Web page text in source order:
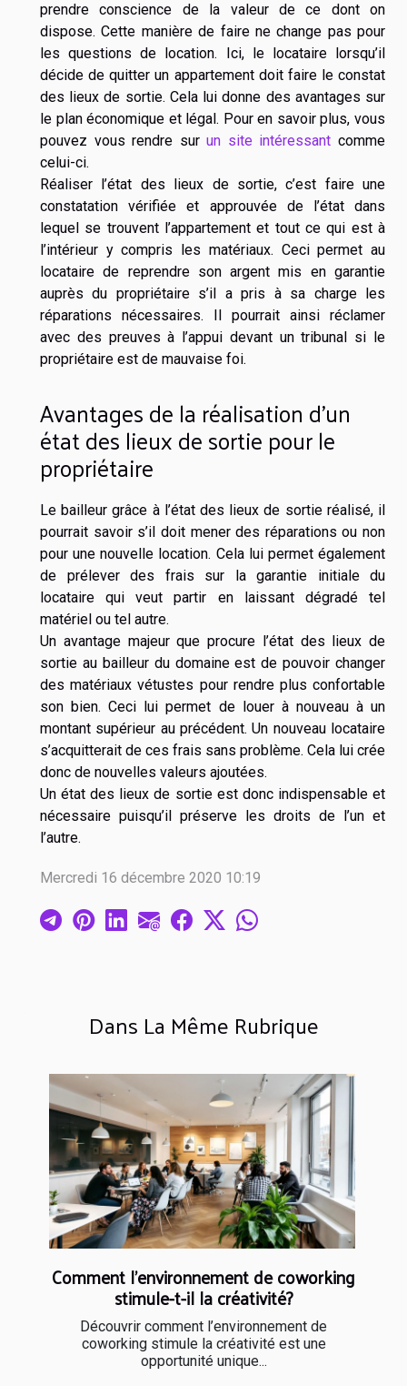
Dans La Même Rubrique
Comment l'environnement de coworking
stimule-t-il la créativité?
Découvrir comment l’environnement de
coworking stimule la créativité est une
opportunité unique...
prendre conscience de la valeur de ce dont on
dispose. Cette manière de faire ne change pas pour
les questions de location. Ici, le locataire lorsqu’il
décide de quitter un appartement doit faire le constat
des lieux de sortie. Cela lui donne des avantages sur
le plan économique et légal. Pour en savoir plus, vous
pouvez vous rendre surun site intéressant comme
celui-ci.
Réaliser l’état des lieux de sortie, c’est faire une
constatation vérifiée et approuvée de l’état dans
lequel se trouvent l’appartement et tout ce qui est à
l’intérieur y compris les matériaux. Ceci permet au
locataire de reprendre son argent mis en garantie
auprès du propriétaire s’il a pris à sa charge les
réparations nécessaires. Il pourrait ainsi réclamer
avec des preuves à l’appui devant un tribunal si le
propriétaire est de mauvaise foi.
Avantages de la réalisation d’un
état des lieux de sortie pour le
propriétaire
Le bailleur grâce à l’état des lieux de sortie réalisé, il
pourrait savoir s’il doit mener des réparations ou non
pour une nouvelle location. Cela lui permet également
de prélever des frais sur la garantie initiale du
locataire qui veut partir en laissant dégradé tel
matériel ou tel autre.
Un avantage majeur que procure l’état des lieux de
sortie au bailleur du domaine est de pouvoir changer
des matériaux vétustes pour rendre plus confortable
son bien. Ceci lui permet de louer à nouveau à un
montant supérieur au précédent. Un nouveau locataire
s’acquitterait de ces frais sans problème. Cela lui crée
donc de nouvelles valeurs ajoutées.
Un état des lieux de sortie est donc indispensable et
nécessaire puisqu’il préserve les droits de l’un et
l’autre.
Mercredi 16 décembre 2020 10:19